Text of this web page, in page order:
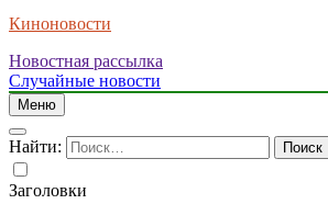
Киноновости
Новостная рассылка
Случайные новости
Меню
Найти:
Заголовки